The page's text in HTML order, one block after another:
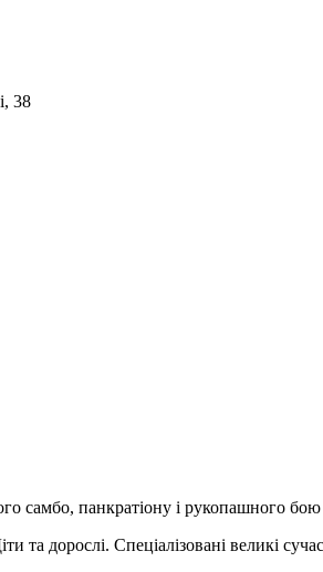
38
самбо, панкратіону і рукопашного
та дорослі. Спеціалізовані великі